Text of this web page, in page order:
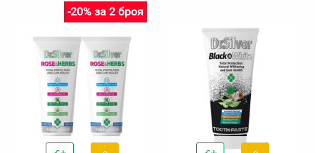
-20% за 2 броя